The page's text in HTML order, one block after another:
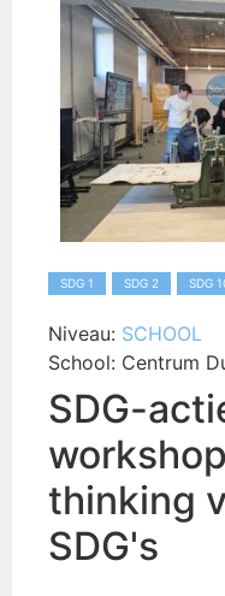
SDG 1 SDG 2 SDG
Niveau: SCHOOL
School: Centrum
SDG-
thinking
SDG's